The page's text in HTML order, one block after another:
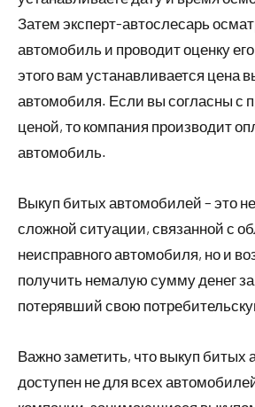
Затем эксперт-автослесарь
автомобиль и проводит оценку
этого вам устанавливается цена
автомобиля. Если вы согласны с
ценой, то компания производит
автомобиль.
Выкуп битых автомобилей – это
сложной ситуации, связанной с
неисправного автомобиля, но и
получить немалую сумму денег
потерявший свою
Важно заметить, что выкуп битых
доступен не для всех